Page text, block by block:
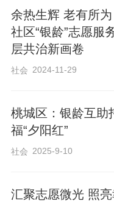
国》《和谐祖国
昂扬，饱含爱
《沙家浜》选段
特魅力。此外
歌》、表演唱《
番亮相，整场演
围。
余热生辉 老有所
社区“银龄”志愿服
层共治新画卷
社会 2024-11-29
桃城区：银龄互助
福“夕阳红”
社会 2025-9-10
汇聚志愿微光 照